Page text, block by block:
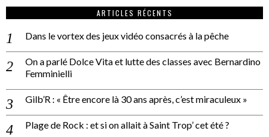
ARTICLES RÉCENTS
Dans le vortex des jeux vidéo consacrés à la pêche
On a parlé Dolce Vita et lutte des classes avec Bernardino
Femminielli
Gilb’R : « Être encore là 30 ans après, c’est miraculeux »
Plage de Rock : et si on allait à Saint Trop’ cet été ?